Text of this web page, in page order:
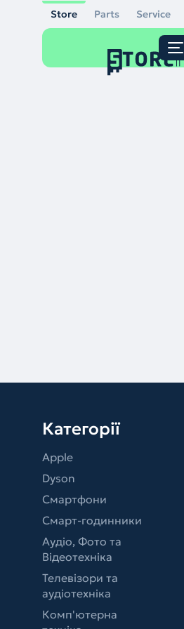
Store Parts Service
Категорії
Apple
Dyson
Смартфони
Смарт-годинники
Аудіо, Фото та
Відеотехніка
Телевізори та
аудіотехніка
Комп'ютерна